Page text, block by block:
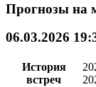
Прогнозы на
06.03.2026
История
встреч